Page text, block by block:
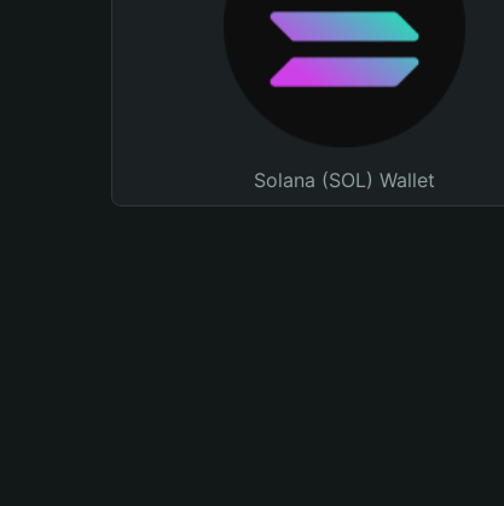
Solana (SOL) Wallet